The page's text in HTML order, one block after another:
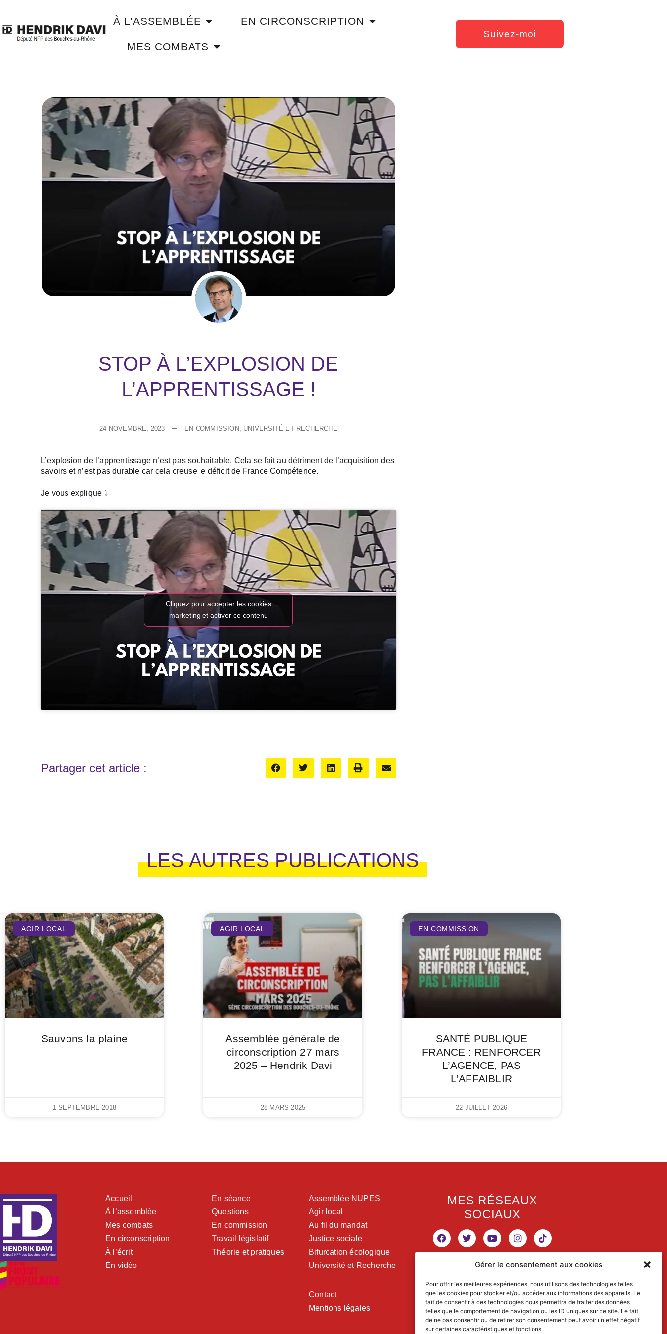
Gérer le consentement aux cookies
Pour offrir les meilleures expériences, nous utilisons des technologies telles
que les cookies pour stocker et/ou accéder aux informations des appareils. Le
fait de consentir à ces technologies nous permettra de traiter des données
telles que le comportement de navigation ou les ID uniques sur ce site. Le fait
de ne pas consentir ou de retirer son consentement peut avoir un effet négatif
sur certaines caractéristiques et fonctions.
À L’ASSEMBLÉE EN CIRCONSCRIPTION
MES COMBATS
Suivez-moi
STOP À L’EXPLOSION DE
L’APPRENTISSAGE !
24 NOVEMBRE, 2023 EN COMMISSION, UNIVERSITÉ ET RECHERCHE
L’explosion de l’apprentissage n’est pas souhaitable. Cela se fait au détriment de l’acquisition des
savoirs et n’est pas durable car cela creuse le déficit de France Compétence.
Je vous explique ⤵️
Cliquez pour accepter les cookies
marketing et activer ce contenu
Partager cet article :
LES AUTRES PUBLICATIONS
AGIR LOCAL
Sauvons la plaine
1 SEPTEMBRE 2018
AGIR LOCAL
Assemblée générale de
circonscription 27 mars
2025 – Hendrik Davi
28 MARS 2025
EN COMMISSION
SANTÉ PUBLIQUE
FRANCE : RENFORCER
L’AGENCE, PAS
L’AFFAIBLIR
22 JUILLET 2026
Accueil
À l’assemblée
Mes combats
En circonscription
À l’écrit
En vidéo
En séance
Questions
En commission
Travail législatif
Théorie et pratiques
Assemblée NUPES
Agir local
Au fil du mandat
Justice sociale
Bifurcation écologique
Université et Recherche
Contact
Mentions légales
MES RÉSEAUX
SOCIAUX
RETROUVEZ MES
ACTIVITÉS
SCIENTIFIQUES